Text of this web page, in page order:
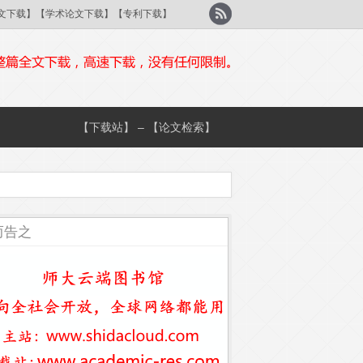
载】【学术论文下载】【专利下载】
【下载站】 – 【论文检索】
之